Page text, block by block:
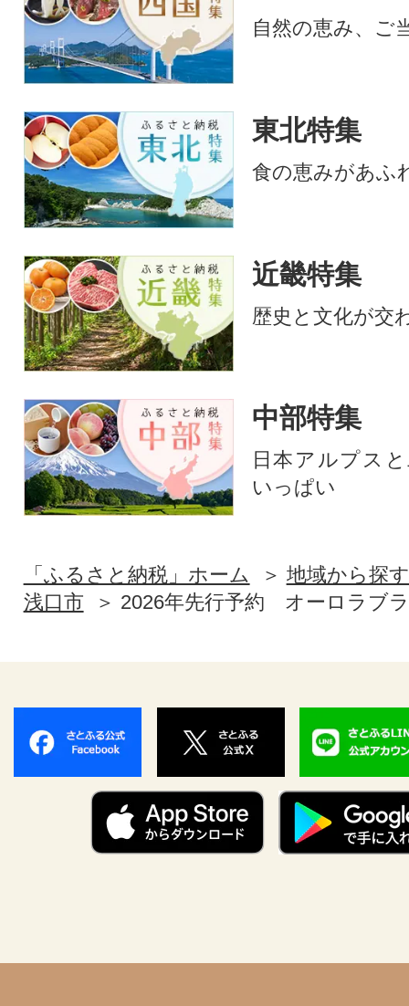
自然の恵み、ご
東北特集
食の恵みがあふ
近畿特集
歴史と文化が交
中部特集
日本アルプス
いっぱい
「ふるさと納税」ホーム
地域から探す
浅口市
2026年先行予約 オーロラブ